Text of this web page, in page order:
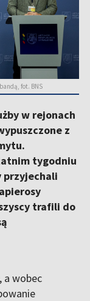
fot. BNS
w rejonach
z
tygodniu
przyjechali
trafili do
a wobec